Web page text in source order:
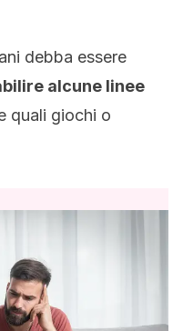
debba essere
alcune linee
quali giochi o